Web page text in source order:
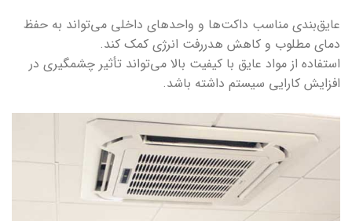
عایق‌بندی مناسب داکت‌ها و واحدهای داخلی می‌تواند به حفظ
دمای مطلوب و کاهش هدررفت انرژی کمک کند.
استفاده از مواد عایق با کیفیت بالا می‌تواند تأثیر چشمگیری در
افزایش کارایی سیستم داشته باشد.